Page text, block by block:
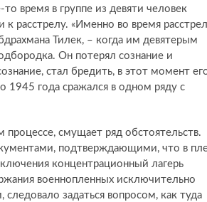
время в группе из девяти человек
расстрелу. «Именно во время
Тилек, – когда им девятерым
Он потерял сознание и
стал бредить, в этот момент
1945 года сражался в одном ряду с
смущает ряд обстоятельств.
подтверждающими, что в
концентрационный лагерь
военнопленных исключительно
задаться вопросом, как туда